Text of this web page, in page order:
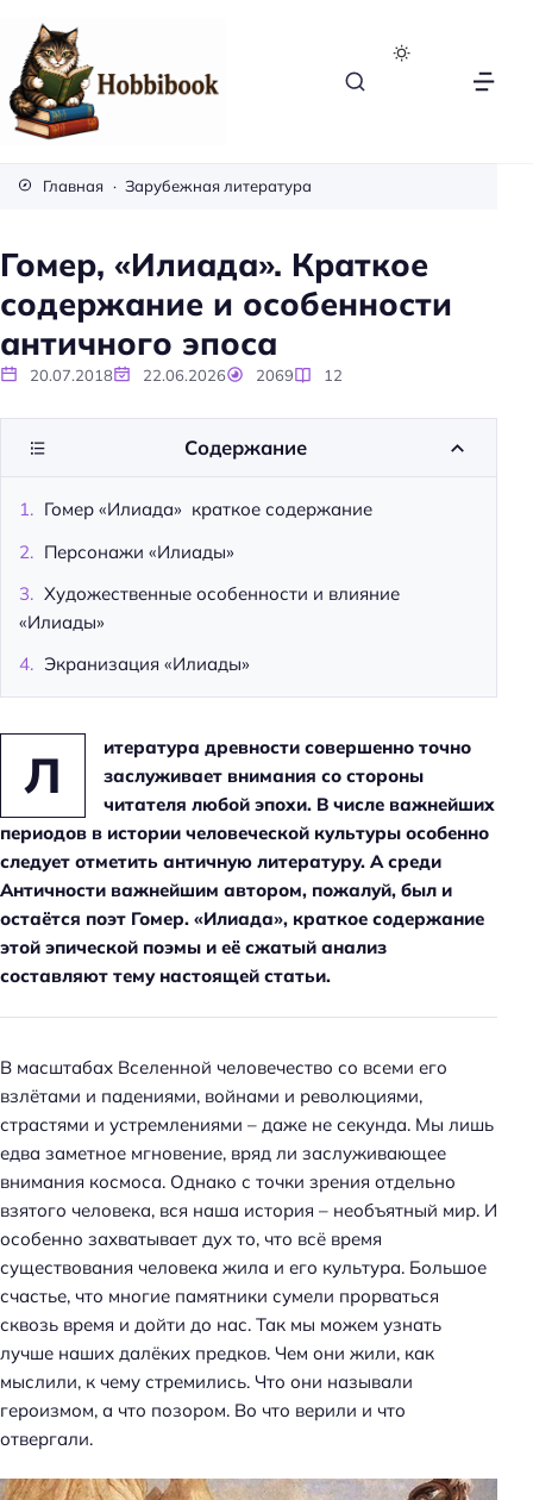
i
b
o
k
Главная Зарубежная литература
Гомер, «Илиада». Краткое
содержание и особенности
античного эпоса
20.07.2018 22.06.2026 2069 12
Л
итература древности совершенно точно
заслуживает внимания со стороны
читателя любой эпохи. В числе важнейших
периодов в истории человеческой культуры особенно
следует отметить античную литературу. А среди
Античности важнейшим автором, пожалуй, был и
остаётся поэт Гомер. «Илиада», краткое содержание
этой эпической поэмы и её сжатый анализ
составляют тему настоящей статьи.
В масштабах Вселенной человечество со всеми его
взлётами и падениями, войнами и революциями,
страстями и устремлениями – даже не секунда. Мы лишь
едва заметное мгновение, вряд ли заслуживающее
внимания космоса. Однако с точки зрения отдельно
взятого человека, вся наша история – необъятный мир. И
особенно захватывает дух то, что всё время
существования человека жила и его культура. Большое
счастье, что многие памятники сумели прорваться
сквозь время и дойти до нас. Так мы можем узнать
лучше наших далёких предков. Чем они жили, как
мыслили, к чему стремились. Что они называли
героизмом, а что позором. Во что верили и что
отвергали.
Содержание
Гомер «Илиада» краткое содержание
Персонажи «Илиады»
Художественные особенности и влияние
«Илиады»
Экранизация «Илиады»